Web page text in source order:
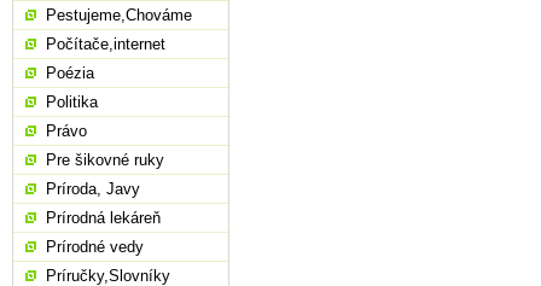
Pestujeme,Chováme
Počítače,internet
Poézia
Politika
Právo
Pre šikovné ruky
Príroda, Javy
Prírodná lekáreň
Prírodné vedy
Príručky,Slovníky